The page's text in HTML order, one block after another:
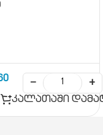
−
+
კალათაში